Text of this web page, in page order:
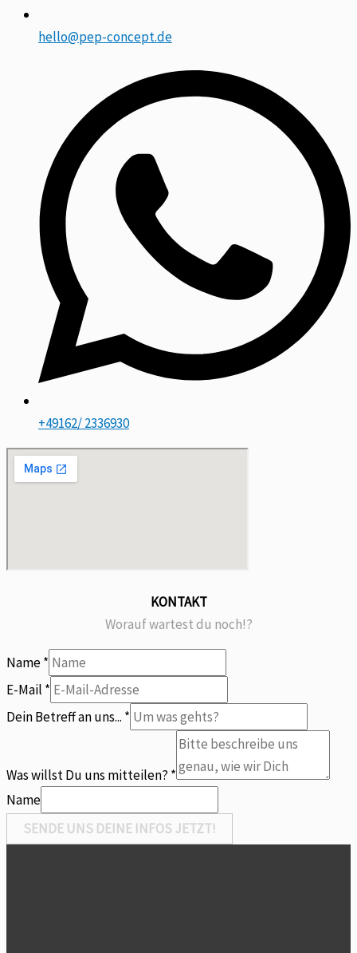
hello@pep-concept.de
+49162/ 2336930
KONTAKT
Worauf wartest du noch!?
Name*
Name
an
E-Mail *
Dein Betreff an uns... *
Was willst Du uns mitteilen? *
Name
SENDE UNS DEINE INFOS JETZT!